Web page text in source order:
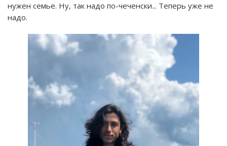
нужен семье. Ну, так надо по-чеченски... Теперь уже не
надо.